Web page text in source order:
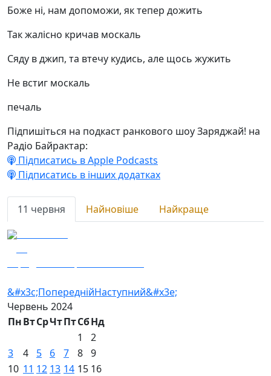
Боже ні, нам допоможи, як тепер дожить
Так жалісно кричав москаль
Сяду в джип, та втечу кудись, але щось жужить
Не встиг москаль
печаль
Підпишіться на подкаст ранкового шоу Заряджай! на
Радіо Байрактар:
Підписатись в Apple Podcasts
Підписатись в інших додатках
11 червня Найновіше
Найкраще
&#x3c;ПопереднійНаступний&#x3e;
Червень 2024
ПнВтСрЧтПтСбНд
1
2
3
4 5 6 7 8 9
10 11 12 13 14 15 16